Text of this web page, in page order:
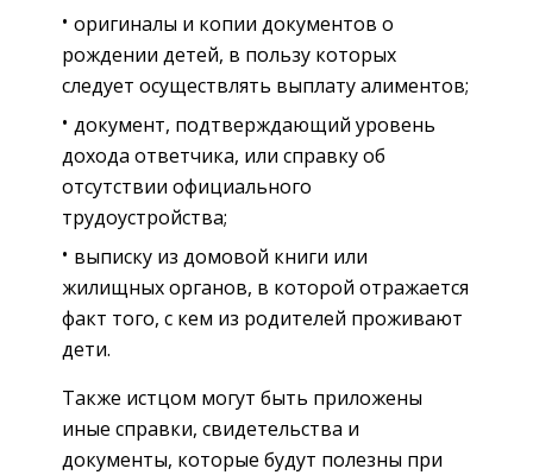
оригиналы и копии документов о
рождении детей, в пользу которых
следует осуществлять выплату алиментов;
документ, подтверждающий уровень
дохода ответчика, или справку об
отсутствии официального
трудоустройства;
выписку из домовой книги или
жилищных органов, в которой отражается
факт того, с кем из родителей проживают
дети.
Также истцом могут быть приложены
иные справки, свидетельства и
документы, которые будут полезны при